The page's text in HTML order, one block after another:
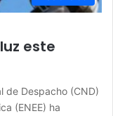
este
de Despacho (CND)
(ENEE) ha